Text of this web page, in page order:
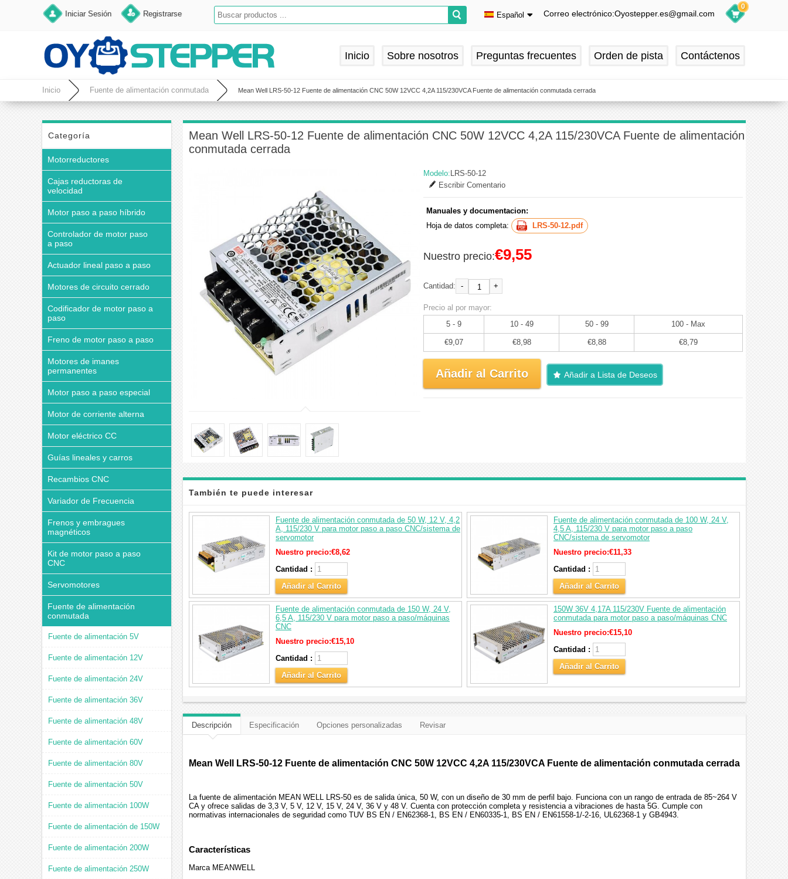
Iniciar Sesión Registrarse Español
Deutsch
Español
Correo electrónico:Oyostepper.es@gmail.com
0
Inicio Sobre nosotros Preguntas frecuentes Orden de pista Contáctenos
Inicio Fuente de alimentación conmutada Mean Well LRS-50-12 Fuente de alimentación CNC 50W 12VCC 4,2A 115/230VCA Fuente de alimentación conmutada cerrada
Categoría
Motorreductores
Cajas reductoras de
velocidad
Motor paso a paso híbrido
Controlador de motor paso
a paso
Actuador lineal paso a paso
Motores de circuito cerrado
Codificador de motor paso a
paso
Freno de motor paso a paso
Motores de imanes
permanentes
Motor paso a paso especial
Motor de corriente alterna
Motor eléctrico CC
Guías lineales y carros
Recambios CNC
Variador de Frecuencia
Frenos y embragues
magnéticos
Kit de motor paso a paso
CNC
Servomotores
Fuente de alimentación
conmutada
Fuente de alimentación 5V
Fuente de alimentación 12V
Fuente de alimentación 24V
Fuente de alimentación 36V
Fuente de alimentación 48V
Fuente de alimentación 60V
Fuente de alimentación 80V
Fuente de alimentación 50V
Fuente de alimentación 100W
Fuente de alimentación de 150W
Fuente de alimentación 200W
Fuente de alimentación 250W
Mean Well LRS-50-12 Fuente de alimentación CNC 50W 12VCC 4,2A 115/230VCA Fuente de alimentación
conmutada cerrada
Modelo: LRS-50-12
Escribir Comentario
Manuales y documentacion:
Hoja de datos completa:
LRS-50-12.pdf
Nuestro precio:€9,55
Cantidad: - +
Precio al por mayor:
5 - 9
10 - 49 50 - 99 100 - Max
€9,07 €8,98 €8,88 €8,79
Añadir al Carrito Añadir a Lista de Deseos
También te puede interesar
Fuente de alimentación conmutada de 50 W, 12 V, 4,2
A, 115/230 V para motor paso a paso CNC/sistema de
servomotor
Nuestro precio:€8,62
Cantidad :
Añadir al Carrito
Fuente de alimentación conmutada de 100 W, 24 V,
4,5 A, 115/230 V para motor paso a paso
CNC/sistema de servomotor
Nuestro precio:€11,33
Cantidad :
Añadir al Carrito
Fuente de alimentación conmutada de 150 W, 24 V,
6,5 A, 115/230 V para motor paso a paso/máquinas
CNC
Nuestro precio:€15,10
Cantidad :
Añadir al Carrito
150W 36V 4,17A 115/230V Fuente de alimentación
conmutada para motor paso a paso/máquinas CNC
Nuestro precio:€15,10
Cantidad :
Añadir al Carrito
Descripción Especificación Opciones personalizadas Revisar
Mean Well LRS-50-12 Fuente de alimentación CNC 50W 12VCC 4,2A 115/230VCA Fuente de alimentación conmutada cerrada
La fuente de alimentación MEAN WELL LRS-50 es de salida única, 50 W, con un diseño de 30 mm de perfil bajo. Funciona con un rango de entrada de 85~264 V
CA y ofrece salidas de 3,3 V, 5 V, 12 V, 15 V, 24 V, 36 V y 48 V. Cuenta con protección completa y resistencia a vibraciones de hasta 5G. Cumple con
normativas internacionales de seguridad como TUV BS EN / EN62368-1, BS EN / EN60335-1, BS EN / EN61558-1/-2-16, UL62368-1 y GB4943.
Características
Marca MEANWELL